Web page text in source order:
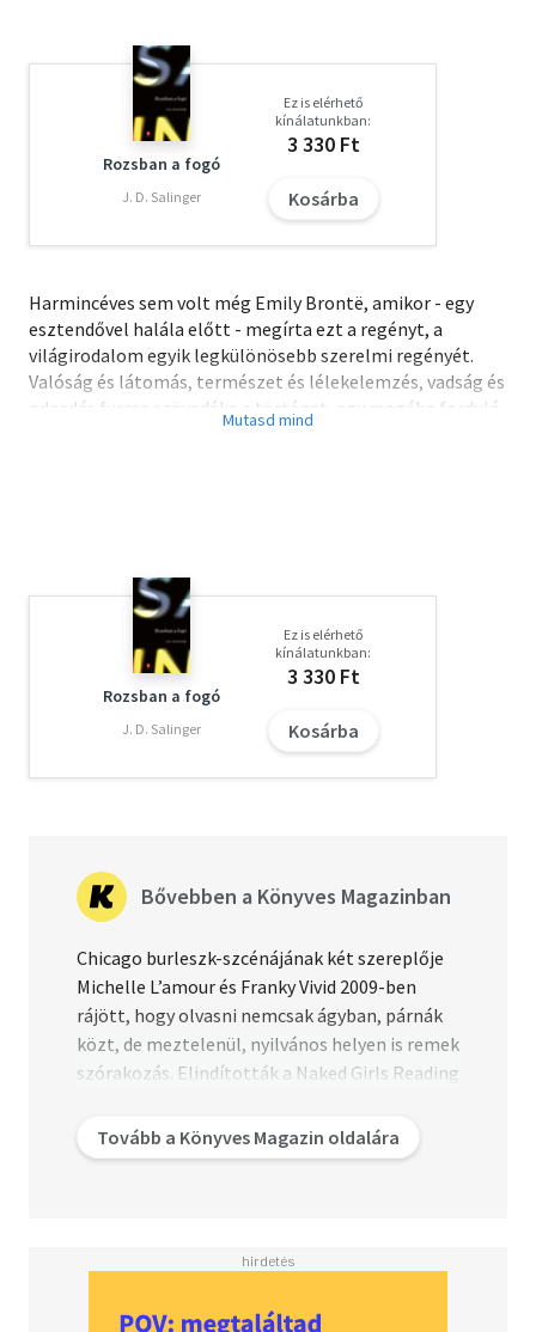
Rozsban a fogó
J. D. Salinger
Ez is elérhető
kínálatunkban:
3 330 Ft
Kosárba
Harmincéves sem volt még Emily Brontë, amikor - egy
esztendővel halála előtt - megírta ezt a regényt, a
világirodalom egyik legkülönösebb szerelmi regényét.
Valóság és látomás, természet és lélekelemzés, vadság és
odaadás furcsa szövedéke a történet, egy magába forduló,
romantikus írói lélek költői vallomása a szerelemről és a
újabb nemzedék szerelme oldja fel.
Olvasd el mások véleményét is!
Rozsban a fogó
J. D. Salinger
Ez is elérhető
kínálatunkban:
3 330 Ft
Kosárba
Bővebben a Könyves Magazinban
Chicago burleszk-szcénájának két szereplője
Michelle L’amour és Franky Vivid 2009-ben
rájött, hogy olvasni nemcsak ágyban, párnák
közt, de meztelenül, nyilvános helyen is remek
szórakozás. Elindították a Naked Girls Reading
különböző város csatlakozott. Válaszul 2012-
ben megalakult a Naked Boys Reading
londoni Ace Hotelben. A Guardian tudósítója a
Tovább a Könyves Magazin oldalára